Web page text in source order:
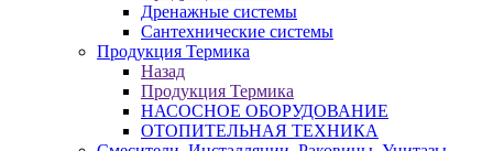
Дренажные системы
Сантехнические системы
Продукция Термика
Назад
Продукция Термика
НАСОСНОЕ ОБОРУДОВАНИЕ
ОТОПИТЕЛЬНАЯ ТЕХНИКА